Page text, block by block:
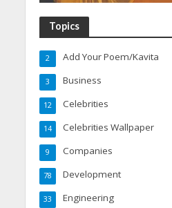
Topics
Add Your Poem/Kavita
2
Business
3
Celebrities
12
Celebrities Wallpaper
14
Companies
9
Development
78
Engineering
33